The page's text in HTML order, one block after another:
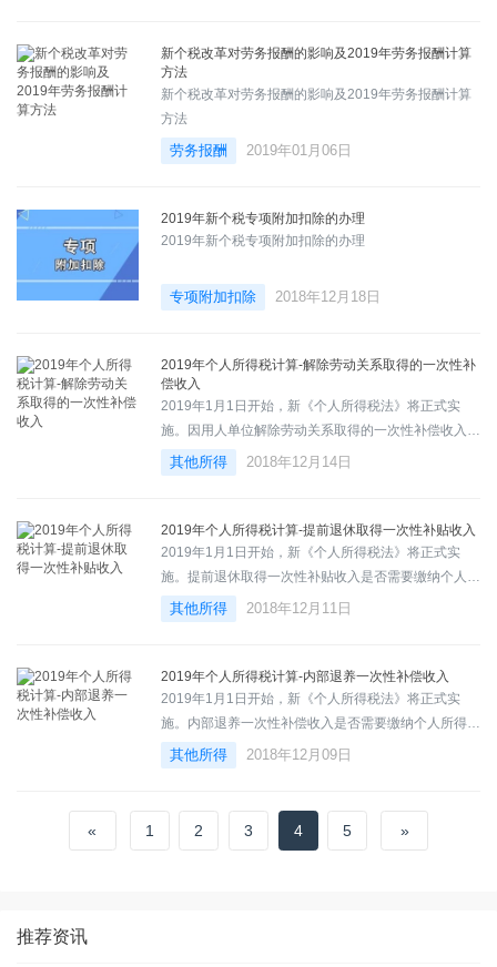
新个税改革对劳务报酬的影响及2019年劳务报酬计算
方法
新个税改革对劳务报酬的影响及2019年劳务报酬计算
方法
劳务报酬 2019年01月06日
2019年新个税专项附加扣除的办理
2019年新个税专项附加扣除的办理
专项附加扣除 2018年12月18日
2019年个人所得税计算-解除劳动关系取得的一次性补
偿收入
2019年1月1日开始，新《个人所得税法》将正式实
施。因用人单位解除劳动关系取得的一次性补偿收入是
否需要缴纳个人所得税？
其他所得 2018年12月14日
2019年个人所得税计算-提前退休取得一次性补贴收入
2019年1月1日开始，新《个人所得税法》将正式实
施。提前退休取得一次性补贴收入是否需要缴纳个人所
得税？
其他所得 2018年12月11日
2019年个人所得税计算-内部退养一次性补偿收入
2019年1月1日开始，新《个人所得税法》将正式实
施。内部退养一次性补偿收入是否需要缴纳个人所得
税？
其他所得 2018年12月09日
« 1 2 3 4 5 »
推荐资讯